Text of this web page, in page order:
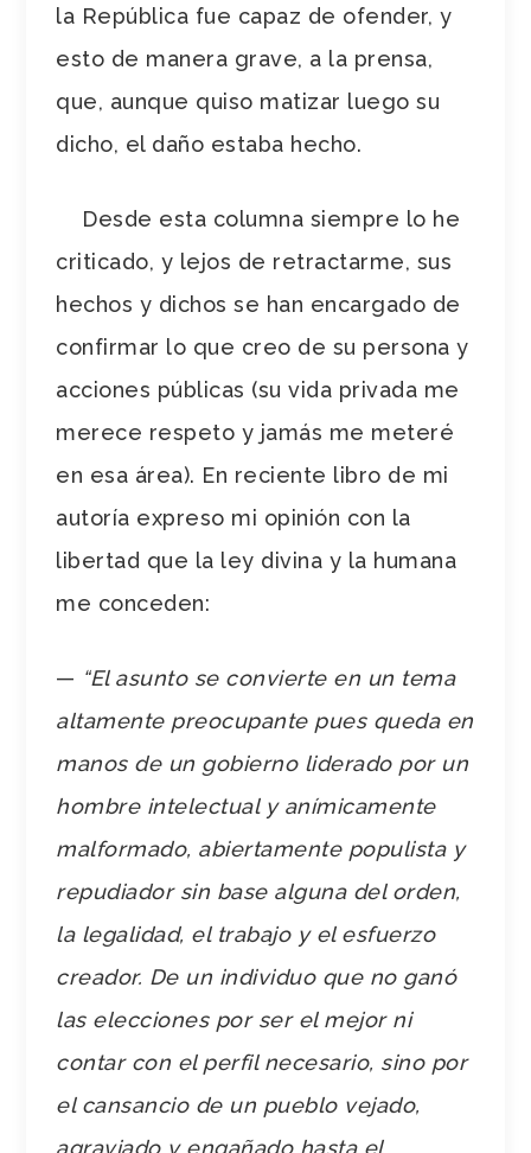
la República fue capaz de ofender, y
esto de manera grave, a la prensa,
que, aunque quiso matizar luego su
dicho, el daño estaba hecho.
Desde esta columna siempre lo he
criticado, y lejos de retractarme, sus
hechos y dichos se han encargado de
confirmar lo que creo de su persona y
acciones públicas (su vida privada me
merece respeto y jamás me meteré
en esa área). En reciente libro de mi
autoría expreso mi opinión con la
libertad que la ley divina y la humana
me conceden:
— “El asunto se convierte en un tema
altamente preocupante pues queda en
manos de un gobierno liderado por un
hombre intelectual y anímicamente
malformado, abiertamente populista y
repudiador sin base alguna del orden,
la legalidad, el trabajo y el esfuerzo
creador. De un individuo que no ganó
las elecciones por ser el mejor ni
contar con el perfil necesario, sino por
el cansancio de un pueblo vejado,
agraviado y engañado hasta el